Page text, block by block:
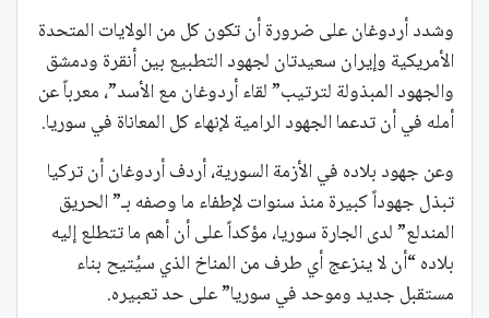
وشدد أردوغان على ضرورة أن تكون كل من الولايات المتحدة
الأمريكية وإيران سعيدتان لجهود التطبيع بين أنقرة ودمشق
والجهود المبذولة لترتيب” لقاء أردوغان مع الأسد”، معرباً عن
أمله في أن تدعما الجهود الرامية لإنهاء كل المعاناة في سوريا.
وعن جهود بلاده في الأزمة السورية، أردف أردوغان أن تركيا
تبذل جهوداً كبيرة منذ سنوات لإطفاء ما وصفه بـ” الحريق
المندلع” لدى الجارة سوريا، مؤكداً على أن أهم ما تتطلع إليه
بلاده “أن لا ينزعج أي طرف من المناخ الذي سيُتيح بناء
مستقبل جديد وموحد في سوريا” على حد تعبيره.